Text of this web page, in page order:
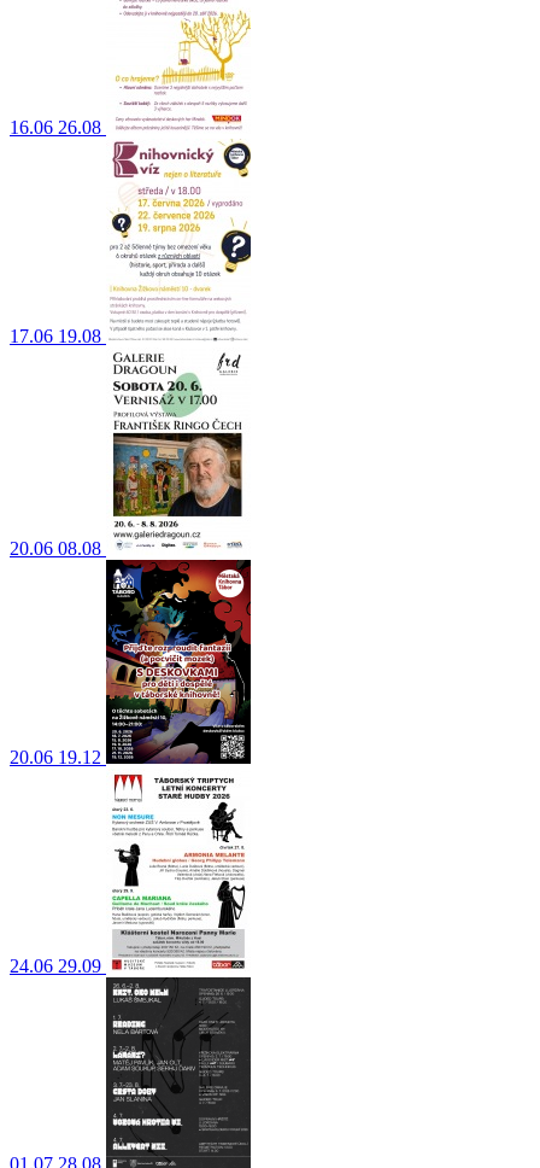
16.06 26.08
17.06 19.08
20.06 08.08
20.06 19.12
24.06 29.09
01.07 28.08